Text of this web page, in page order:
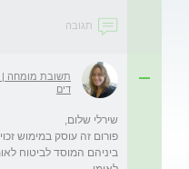
תגובה
תשובת מומחה
דים
פורום זה עוסק במימוש
ביניהם המוסד לביטוח